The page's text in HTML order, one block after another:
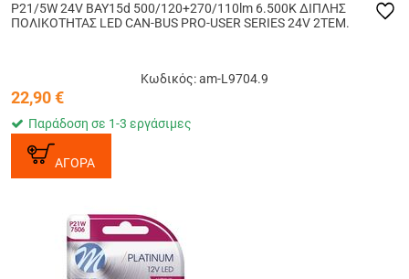
P21/5W 24V BAY15d 500/120+270/110lm 6.500K ΔΙΠΛΗΣ
ΠΟΛΙΚΟΤΗΤΑΣ LED CAN-BUS PRO-USER SERIES 24V 2ΤΕΜ.
Κωδικός: am-L9704.9
22,90€
Παράδοση σε 1-3 εργάσιμες
ΑΓΟΡΑ